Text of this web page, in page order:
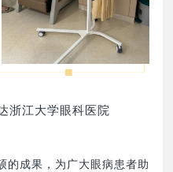
浙江大学眼科医院
的成果，为广大眼病患者助